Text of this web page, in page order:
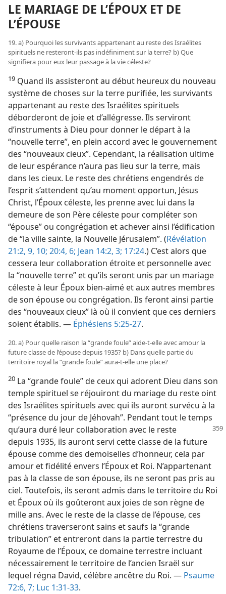
LE MARIAGE DE L’ÉPOUX ET DE
L’ÉPOUSE
19. a) Pourquoi les survivants appartenant au reste des Israélites
spirituels ne resteront-​ils pas indéfiniment sur la terre? b) Que
signifiera pour eux leur passage à la vie céleste?
19 Quand ils assisteront au début heureux du nouveau
système de choses sur la terre purifiée, les survivants
appartenant au reste des Israélites spirituels
déborderont de joie et d’allégresse. Ils serviront
d’instruments à Dieu pour donner le départ à la
“nouvelle terre”, en plein accord avec le gouvernement
des “nouveaux cieux”. Cependant, la réalisation ultime
de leur espérance n’aura pas lieu sur la terre, mais
dans les cieux. Le reste des chrétiens engendrés de
l’esprit s’attendent qu’au moment opportun, Jésus
Christ, l’Époux céleste, les prenne avec lui dans la
demeure de son Père céleste pour compléter son
“épouse” ou congrégation et achever ainsi l’édification
de “la ville sainte, la Nouvelle Jérusalem”. (Révélation
21:2, 9, 10; 20:4, 6; Jean 14:2, 3; 17:24.) C’est alors que
cessera leur collaboration étroite et personnelle avec
la “nouvelle terre” et qu’ils seront unis par un mariage
céleste à leur Époux bien-aimé et aux autres membres
de son épouse ou congrégation. Ils feront ainsi partie
des “nouveaux cieux” là où il convient que ces derniers
soient établis. — Éphésiens 5:25-27.
20. a) Pour quelle raison la “grande foule” aide-​t-​elle avec amour la
future classe de l’épouse depuis 1935? b) Dans quelle partie du
territoire royal la “grande foule” aura-​t-​elle une place?
20 La “grande foule” de ceux qui adorent Dieu dans son
temple spirituel se réjouiront du mariage du reste oint
des Israélites spirituels avec qui ils auront survécu à la
“présence du jour de Jéhovah”. Pendant tout le temps
qu’aura duré leur collaboration avec le reste
depuis 1935, ils auront servi cette classe de la future
épouse comme des demoiselles d’honneur, cela par
amour et fidélité envers l’Époux et Roi. N’appartenant
pas à la classe de son épouse, ils ne seront pas pris au
ciel. Toutefois, ils seront admis dans le territoire du Roi
et Époux où ils goûteront aux joies de son règne de
mille ans. Avec le reste de la classe de l’épouse, ces
chrétiens traverseront sains et saufs la “grande
tribulation” et entreront dans la partie terrestre du
Royaume de l’Époux, ce domaine terrestre incluant
nécessairement le territoire de l’ancien Israël sur
lequel régna David, célèbre ancêtre du Roi. — Psaume
72:6, 7; Luc 1:31-33.